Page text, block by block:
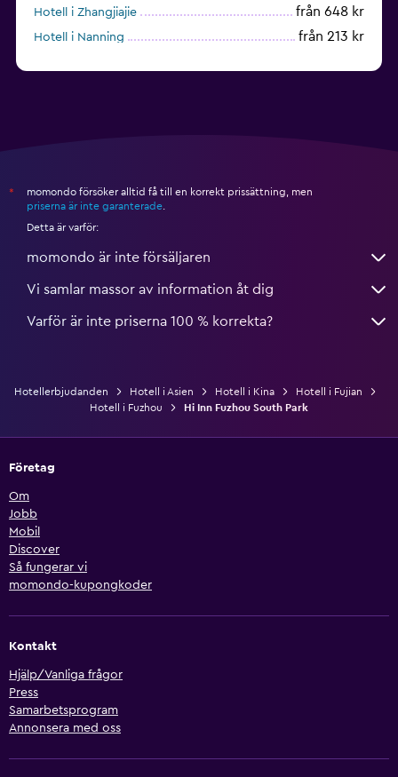
Hotell i Zhangjiajie från 648 kr
Hotell i Nanning från 213 kr
*
momondo försöker alltid få till en korrekt prissättning, men
priserna är inte garanterade
Detta är varför:
momondo är inte försäljaren
Vi samlar massor av information åt dig
Varför är inte priserna 100 % korrekta?
Hotellerbjudanden Hotell i Asien Hotell i Kina
Hotell i Fujian
Hotell i Fuzhou
Hi Inn Fuzhou South Park
Företag
Om
Jobb
Mobil
Discover
Så fungerar vi
momondo-kupongkoder
Kontakt
Hjälp/Vanliga frågor
Press
Samarbetsprogram
Annonsera med oss